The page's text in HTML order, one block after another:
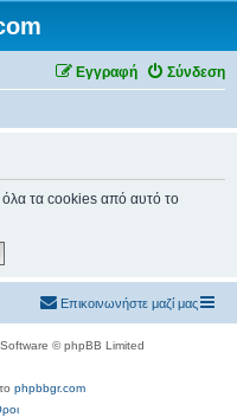
Σύνδεση
Εγγραφή
όλα τα cookies από αυτό το
Επικοινωνήστε μαζί μας
© phpBB Limited
phpbbgr.com